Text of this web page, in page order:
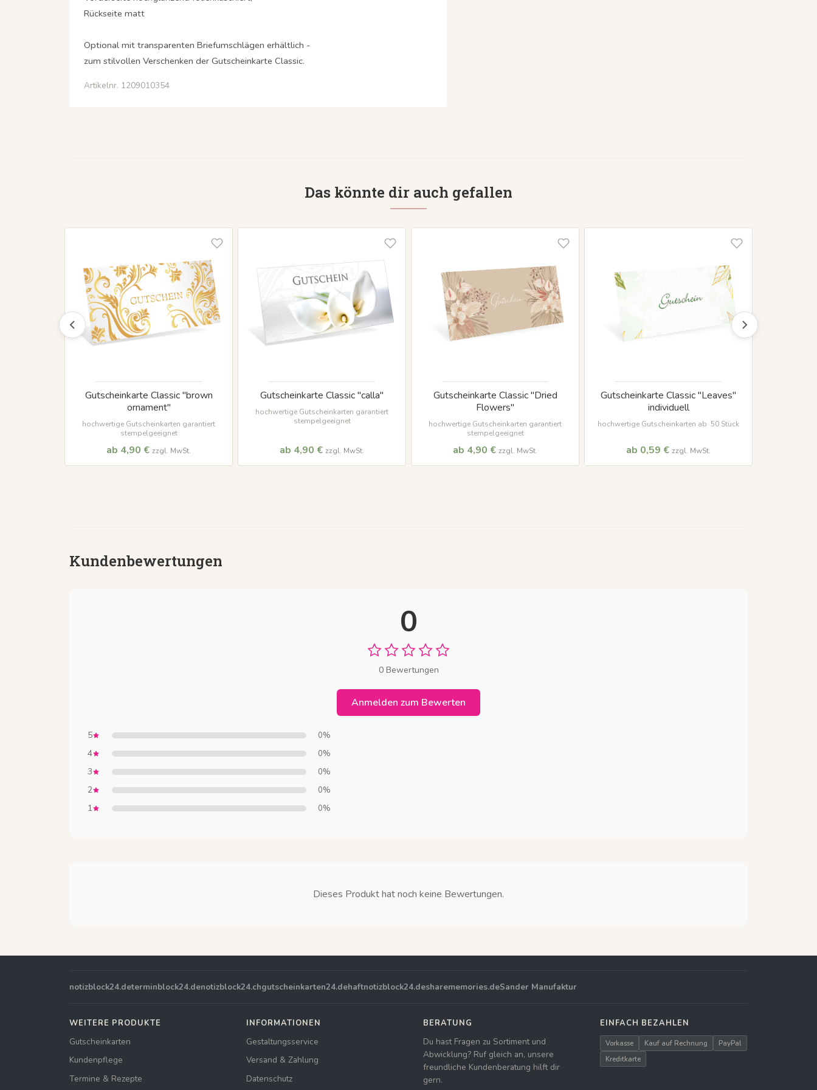
Rückseite matt
Optional mit transparenten Briefumschlägen erhältlich -
zum stilvollen Verschenken der Gutscheinkarte Classic.
Artikelnr. 1209010354
Das könnte dir auch gefallen
Gutscheinkarte Classic "brown
ornament"
hochwertige Gutscheinkarten garantiert
stempelgeeignet
ab 4,90 € zzgl. MwSt.
Gutscheinkarte Classic "calla"
hochwertige Gutscheinkarten garantiert
stempelgeeignet
ab 4,90 € zzgl. MwSt.
Gutscheinkarte Classic "Dried
Flowers"
hochwertige Gutscheinkarten garantiert
stempelgeeignet
ab 4,90 € zzgl. MwSt.
Gutscheinkarte Classic "Leaves"
individuell
hochwertige Gutscheinkarten ab 50 Stück
ab 0,59 € zzgl. MwSt.
Kundenbewertungen
0
0 Bewertungen
Anmelden zum Bewerten
5 0%
4 0%
3 0%
2 0%
1 0%
Dieses Produkt hat noch keine Bewertungen.
notizblock24.determinblock24.denotizblock24.chgutscheinkarten24.dehaftnotizblock24.desharememories.deSander Manufaktur
WEITERE PRODUKTE
Gutscheinkarten
Kundenpflege
Termine & Rezepte
INFORMATIONEN
Gestaltungsservice
Versand & Zahlung
Datenschutz
BERATUNG
Du hast Fragen zu Sortiment und
Abwicklung? Ruf gleich an, unsere
freundliche Kundenberatung hilft dir
gern.
EINFACH BEZAHLEN
Vorkasse Kauf auf Rechnung
PayPal
Kreditkarte